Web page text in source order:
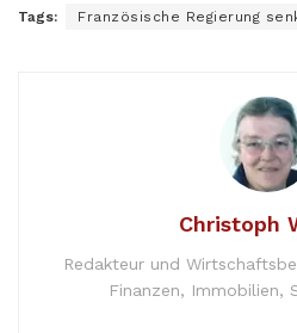
Tags: Französische Regierung
Christoph
Redakteur und
Finanzen, Immobilien,